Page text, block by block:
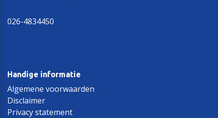
026-4834450
Handige informatie
Algemene voorwaarden
Disclaimer
Privacy statement